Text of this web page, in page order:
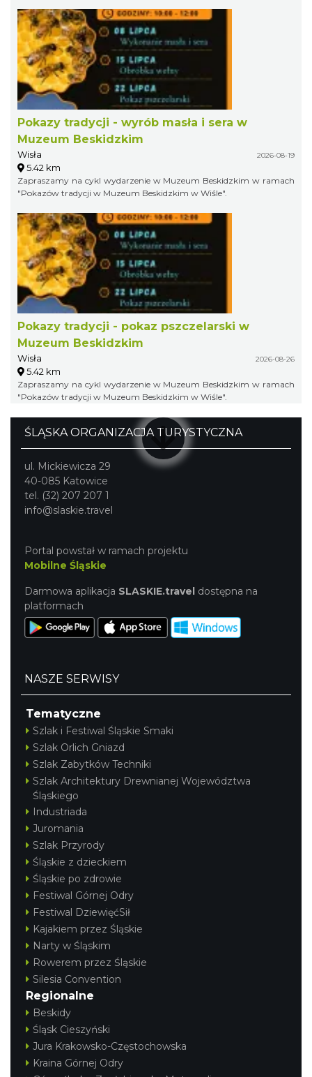
Pokazy tradycji - wyrób masła i sera w
Muzeum Beskidzkim
Wisła 2026-08-19
5.42 km
Zapraszamy na cykl wydarzenie w Muzeum Beskidzkim w ramach
"Pokazów tradycji w Muzeum Beskidzkim w Wiśle".
Pokazy tradycji - pokaz pszczelarski w
Muzeum Beskidzkim
Wisła 2026-08-26
5.42 km
Zapraszamy na cykl wydarzenie w Muzeum Beskidzkim w ramach
"Pokazów tradycji w Muzeum Beskidzkim w Wiśle".
ŚLĄSKA ORGANIZACJA TURYSTYCZNA
ul. Mickiewicza 29
40-085 Katowice
tel. (32) 207 207 1
info@slaskie.travel
Portal powstał w ramach projektu
Mobilne Śląskie
Darmowa aplikacja SLASKIE.travel dostępna na
platformach
NASZE SERWISY
Tematyczne
Szlak i Festiwal Śląskie Smaki
Szlak Orlich Gniazd
Szlak Zabytków Techniki
Szlak Architektury Drewnianej Województwa
Śląskiego
Industriada
Juromania
Szlak Przyrody
Śląskie z dzieckiem
Śląskie po zdrowie
Festiwal Górnej Odry
Festiwal DziewięćSił
Kajakiem przez Śląskie
Narty w Śląskim
Rowerem przez Śląskie
Silesia Convention
Regionalne
Beskidy
Śląsk Cieszyński
Jura Krakowsko-Częstochowska
Kraina Górnej Odry